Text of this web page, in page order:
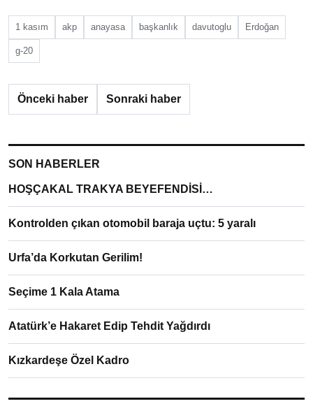
1 kasım akp anayasa başkanlık davutoglu Erdoğan
g-20
Önceki haber Sonraki haber
SON HABERLER
HOŞÇAKAL TRAKYA BEYEFENDİSİ…
Kontrolden çıkan otomobil baraja uçtu: 5 yaralı
Urfa’da Korkutan Gerilim!
Seçime 1 Kala Atama
Atatürk’e Hakaret Edip Tehdit Yağdırdı
Kızkardeşe Özel Kadro